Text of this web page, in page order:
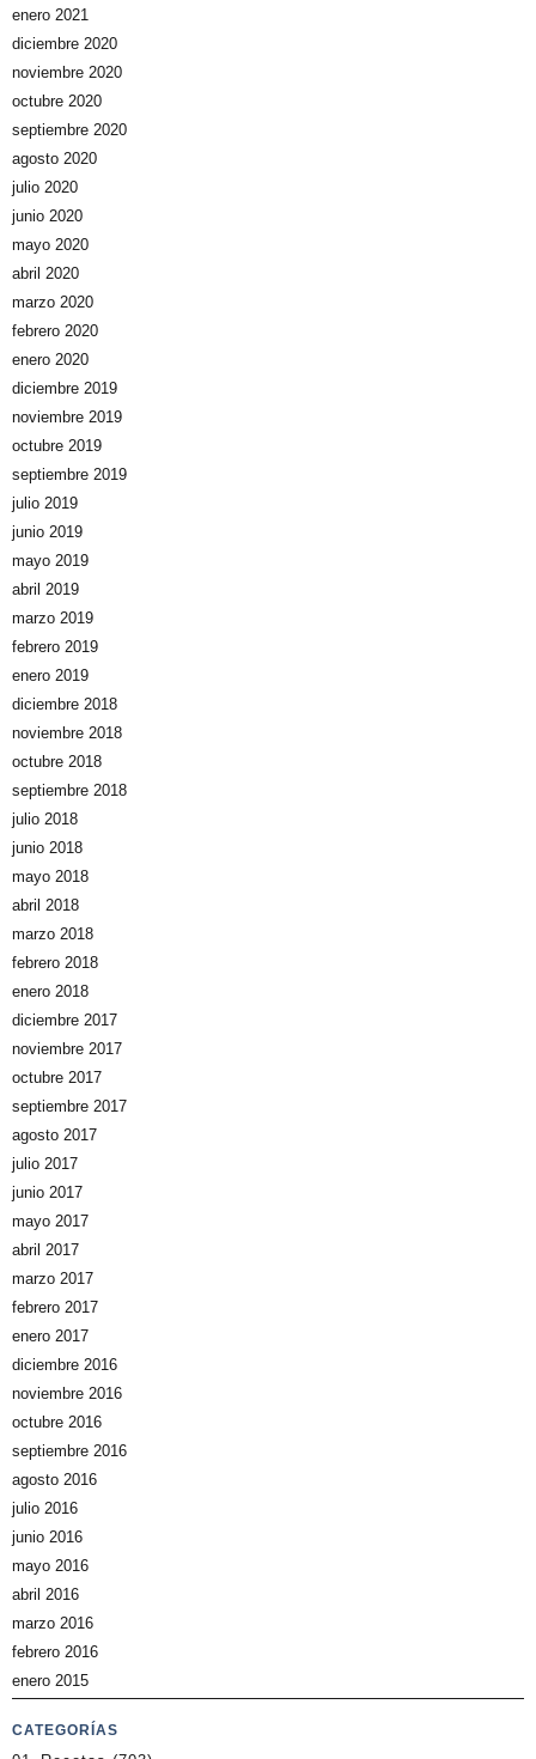
enero 2021
diciembre 2020
noviembre 2020
octubre 2020
septiembre 2020
agosto 2020
julio 2020
junio 2020
mayo 2020
abril 2020
marzo 2020
febrero 2020
enero 2020
diciembre 2019
noviembre 2019
octubre 2019
septiembre 2019
julio 2019
junio 2019
mayo 2019
abril 2019
marzo 2019
febrero 2019
enero 2019
diciembre 2018
noviembre 2018
octubre 2018
septiembre 2018
julio 2018
junio 2018
mayo 2018
abril 2018
marzo 2018
febrero 2018
enero 2018
diciembre 2017
noviembre 2017
octubre 2017
septiembre 2017
agosto 2017
julio 2017
junio 2017
mayo 2017
abril 2017
marzo 2017
febrero 2017
enero 2017
diciembre 2016
noviembre 2016
octubre 2016
septiembre 2016
agosto 2016
julio 2016
junio 2016
mayo 2016
abril 2016
marzo 2016
febrero 2016
enero 2015
CATEGORÍAS